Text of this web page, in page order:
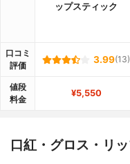
ップスティック
口コミ
評価
3.99(13)
値段
料金
¥5,550
口紅・グロス・リ